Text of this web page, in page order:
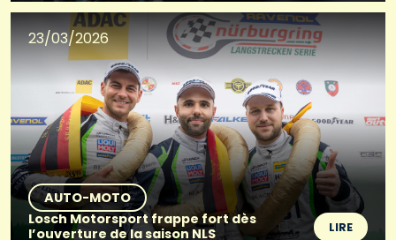
23/03/2026
AUTO-MOTO
Losch Motorsport frappe fort dès
l’ouverture de la saison NLS
LIRE